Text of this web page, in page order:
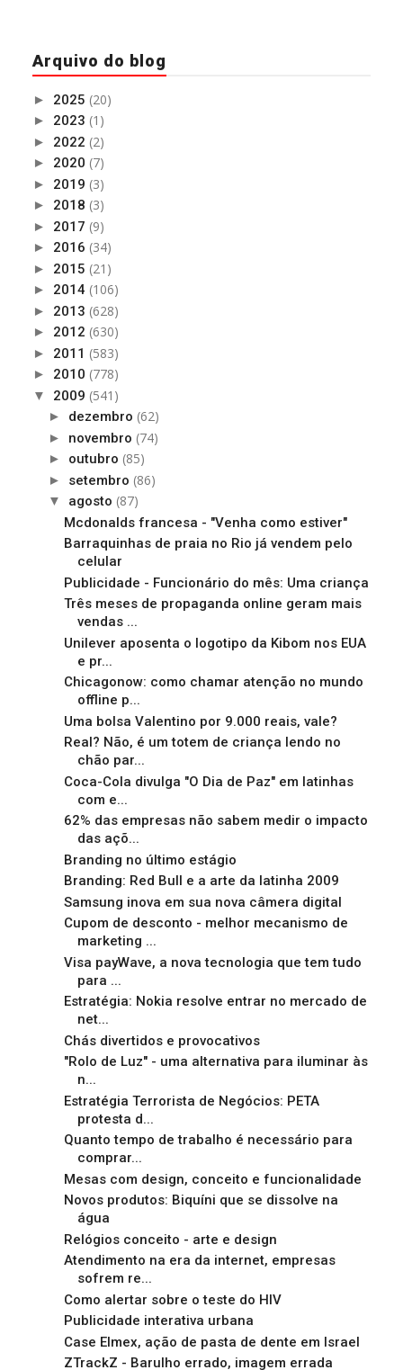
Arquivo do blog
► 2025 (20)
► 2023 (1)
► 2022 (2)
► 2020 (7)
► 2019 (3)
► 2018 (3)
► 2017 (9)
► 2016 (34)
► 2015 (21)
► 2014 (106)
► 2013 (628)
► 2012 (630)
► 2011 (583)
► 2010 (778)
▼ 2009 (541)
► dezembro (62)
► novembro (74)
► outubro (85)
► setembro (86)
▼ agosto (87)
Mcdonalds francesa - "Venha como estiver"
Barraquinhas de praia no Rio já vendem pelo
celular
Publicidade - Funcionário do mês: Uma criança
Três meses de propaganda online geram mais
vendas ...
Unilever aposenta o logotipo da Kibom nos EUA
e pr...
Chicagonow: como chamar atenção no mundo
offline p...
Uma bolsa Valentino por 9.000 reais, vale?
Real? Não, é um totem de criança lendo no
chão par...
Coca-Cola divulga "O Dia de Paz" em latinhas
com e...
62% das empresas não sabem medir o impacto
das açõ...
Branding no último estágio
Branding: Red Bull e a arte da latinha 2009
Samsung inova em sua nova câmera digital
Cupom de desconto - melhor mecanismo de
marketing ...
Visa payWave, a nova tecnologia que tem tudo
para ...
Estratégia: Nokia resolve entrar no mercado de
net...
Chás divertidos e provocativos
"Rolo de Luz" - uma alternativa para iluminar às
n...
Estratégia Terrorista de Negócios: PETA
protesta d...
Quanto tempo de trabalho é necessário para
comprar...
Mesas com design, conceito e funcionalidade
Novos produtos: Biquíni que se dissolve na
água
Relógios conceito - arte e design
Atendimento na era da internet, empresas
sofrem re...
Como alertar sobre o teste do HIV
Publicidade interativa urbana
Case Elmex, ação de pasta de dente em Israel
ZTrackZ - Barulho errado, imagem errada